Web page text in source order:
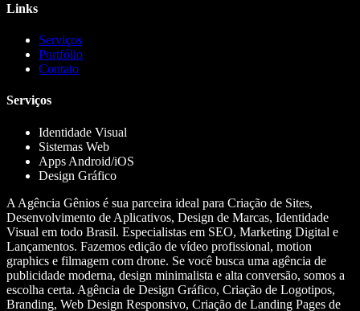
Links
Serviços
Portfólio
Contato
Serviços
Identidade Visual
Sistemas Web
Apps Android/iOS
Design Gráfico
A Agência Gênios é sua parceira ideal para Criação de Sites,
Desenvolvimento de Aplicativos, Design de Marcas, Identidade
Visual em todo Brasil. Especialistas em SEO, Marketing Digital e
Lançamentos. Fazemos edição de vídeo profissional, motion
graphics e filmagem com drone. Se você busca uma agência de
publicidade moderna, design minimalista e alta conversão, somos a
escolha certa. Agência de Design Gráfico, Criação de Logotipos,
Branding, Web Design Responsivo, Criação de Landing Pages de